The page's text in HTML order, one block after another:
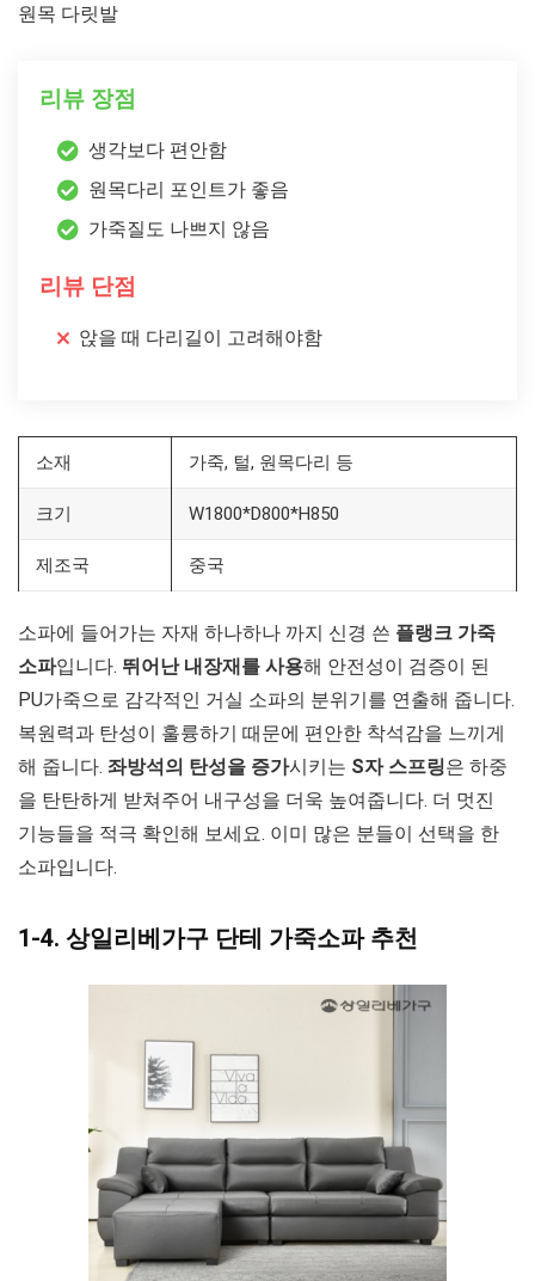
원목 다릿발
리뷰 장점
생각보다 편안함
원목다리 포인트가 좋음
가죽질도 나쁘지 않음
리뷰 단점
앉을 때 다리길이 고려해야함
소재 가죽, 털, 원목다리 등
크기 W1800*D800*H850
제조국 중국
소파에 들어가는 자재 하나하나 까지 신경 쓴 플랭크 가죽
소파입니다. 뛰어난 내장재를 사용해 안전성이 검증이 된
PU가죽으로 감각적인 거실 소파의 분위기를 연출해 줍니다.
복원력과 탄성이 훌륭하기 때문에 편안한 착석감을 느끼게
해 줍니다. 좌방석의 탄성을 증가시키는 S자 스프링은 하중
을 탄탄하게 받쳐주어 내구성을 더욱 높여줍니다. 더 멋진
기능들을 적극 확인해 보세요. 이미 많은 분들이 선택을 한
소파입니다.
1-4. 상일리베가구 단테 가죽소파 추천